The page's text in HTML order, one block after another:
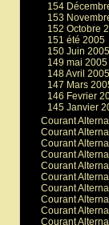
154
153
152 Octobre
151 été 2005
150 Juin 2005
149 mai 2005
148 Avril 2005
147 Mars
146 Fevrier
145 Janvier
Courant
Courant
Courant
Courant
Courant
Courant
Courant
Courant
Courant
Courant